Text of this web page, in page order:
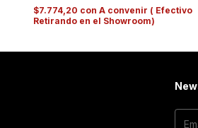
$7.774,20 con A convenir ( Efectivo
Retirando en el Showroom)